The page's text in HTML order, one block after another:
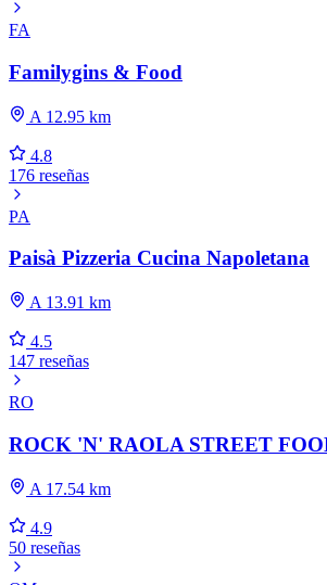
FA
Familygins & Food
A 12.95 km
4.8
176 reseñas
PA
Paisà Pizzeria Cucina Napoletana
A 13.91 km
4.5
147 reseñas
RO
ROCK 'N' RAOLA STREET
A 17.54 km
4.9
50 reseñas